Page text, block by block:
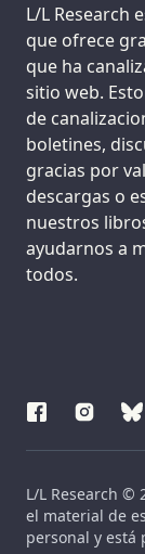
Support us:
L/L Research
que ofrece
que ha
sitio web.
de
boletines,
gracias por
descargas o
nuestros
ayudarnos a
todos.
L/L Research ©
el material de
personal y está